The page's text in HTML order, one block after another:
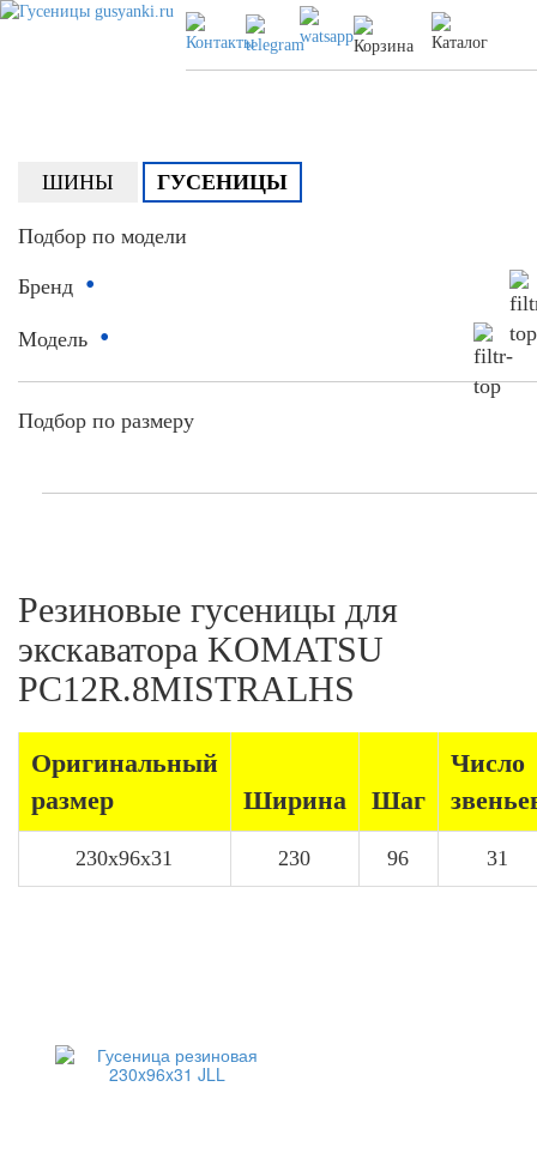
ШИНЫ ГУСЕНИЦЫ
Подбор по модели
Бренд •
Модель •
Подбор по размеру
Резиновые гусеницы для
экскаватора KOMATSU
PC12R.8MISTRALHS
Оригинальный
размер
Ширина Шаг
Число
230x96x31 230 96 31